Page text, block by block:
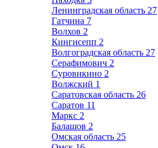
Ленинградская область 27
Гатчина 7
Волхов 2
Кингисепп 2
Волгоградская область 27
Серафимович 2
Суровикино 2
Волжский 1
Саратовская область 26
Саратов 11
Маркс 2
Балашов 2
Омская область 25